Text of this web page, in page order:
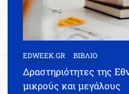
EDWEEK.GR ΒΙΒΛΙΟ
Δραστηριότητες της
μικρούς και μεγάλους